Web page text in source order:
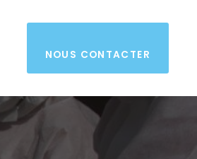
NOUS CONTACTER